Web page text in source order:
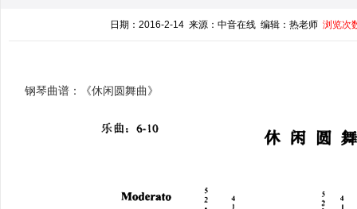
日期：2016-2-14 来源：中音在线 编辑：热老师浏览次
钢琴曲谱：《休闲圆舞曲》